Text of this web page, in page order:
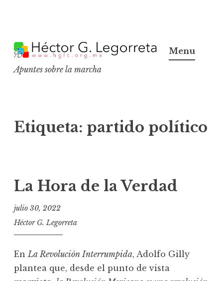
k
p
c
o
n
t
Apuntes sobre la marcha
Menu
Etiqueta: partido político
La Hora de la Verdad
julio 30, 2022
Héctor G. Legorreta
EnLa Revolución Interrumpida, Adolfo Gilly
plantea que, desde el punto de vista